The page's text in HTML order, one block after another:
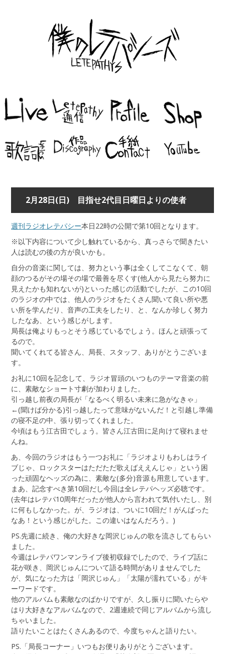
2月28日(日) 目指せ2代目日曜日よりの使者
週刊ラジオレテパシー本日22時の公開で第10回となります。
※以下内容について少し触れているから、真っさらで聞きたい
人は読むの後の方が良いかも。
自分の音楽に関しては、努力という事は全くしてこなくて、朝
顔のつるがその場その場で最善を尽くす(他人から見たら努力に
見えたかも知れないが)といった感じの活動でしたが、この10回
のラジオの中では、他人のラジオをたくさん聞いて良い所や悪
い所を学んだり、音声の工夫をしたり、と、なんか珍しく努力
したなあ、という感じがします。
局長は俺よりもっとそう感じているでしょう。ほんと頑張って
るので。
聞いてくれてる皆さん、局長、スタッフ、ありがとうございま
す。
お礼に10回を記念して、ラジオ冒頭のいつものテーマ音楽の前
に、素敵なショート寸劇が加わりました。
引っ越し前夜の局長が「なるべく明るい未来に急がなきゃ」
←(聞けば分かる)引っ越したって意味がないんだ！と引越し準備
の寝不足の中、張り切ってくれました。
今頃はもう江古田でしょう。皆さん江古田に足向けて寝れませ
んね。
あ、今回のラジオはもう一つお礼に「ラジオよりもわしはライ
ブじゃ、ロックスターはただただ歌えばええんじゃ」という困
った頑固なヘッズの為に、素敵な(多分)音源も用意しています。
まあ、記念すべき第10回だし今回は全レテパヘッズ必聴です。
(去年はレテパ10周年だったが他人から言われて気付いたし、別
に何もしなかった。が、ラジオは、ついに10回だ！がんばった
なあ！という感じがした。この違いはなんだろう。)
PS.先週に続き、俺の大好きな岡沢じゅんの歌を流さしてもらい
ました。
今週はレテパワンマンライブ後初収録でしたので、ライブ話に
花が咲き、岡沢じゅんについて語る時間がありませんでした
が、気になった方は「岡沢じゅん」「太陽が濡れている」がキ
ーワードです。
他のアルバムも素敵なのばかりですが、久し振りに聞いたらや
はり大好きなアルバムなので、2週連続で同じアルバムから流し
ちゃいました。
語りたいことはたくさんあるので、今度ちゃんと語りたい。
PS.「局長コーナー」いつもお便りありがとうございます。